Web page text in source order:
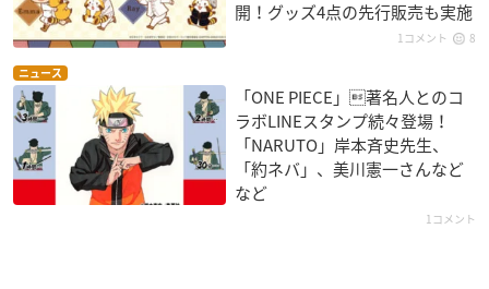
開！グッズ4点の先行販売も実施
1コメント 8
ニュース
「ONE PIECE」著名人とのコ
ラボLINEスタンプ続々登場！
「NARUTO」岸本斉史先生、
「約ネバ」、美川憲一さんなど
など
1コメント